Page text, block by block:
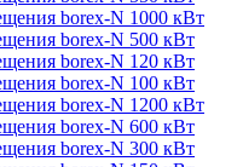
borex-N 1000 кВт
borex-N 500 кВт
borex-N 120 кВт
borex-N 100 кВт
borex-N 1200 кВт
borex-N 600 кВт
borex-N 300 кВт